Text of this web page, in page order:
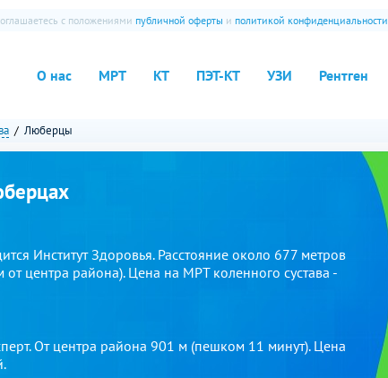
О нас МРТ КТ ПЭТ-КТ УЗИ Рентген
с положениями публичной оферты и политикой конфиденциальности
Люберцы
Институт Здоровья. Расстояние около 677 метров
центра района). Цена на МРТ коленного сустава -
От центра района 901 м (пешком 11 минут). Цена